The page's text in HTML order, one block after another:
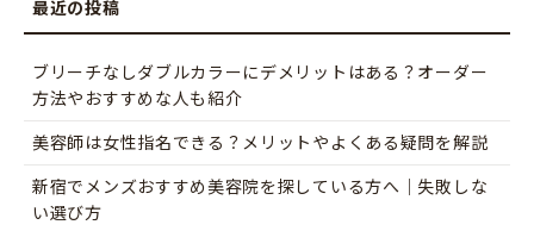
ブリーチなしダブルカラーにデメリットはある？オーダー
方法やおすすめな人も紹介
美容師は女性指名できる？メリットやよくある疑問を解説
新宿でメンズおすすめ美容院を探している方へ｜失敗しな
い選び方